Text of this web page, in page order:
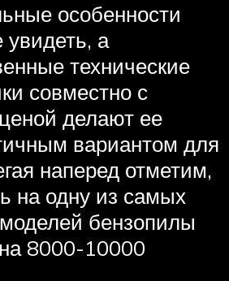
особенности
увидеть, а
технические
совместно с
делают ее
вариантом для
наперед отметим,
на одну из самых
бензопилы
8000-10000